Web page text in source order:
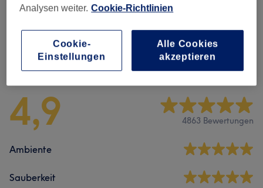
Strähnen & Painting (8)
Salonbewertungen
4,9 4863 Bewertungen
Ambiente
Sauberkeit
Analysen weiter. Cookie-Richtlinien
Cookie-
Einstellungen
Alle Cookies
akzeptieren